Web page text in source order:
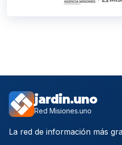
jardin.uno
Red Misiones.uno
La red de información más